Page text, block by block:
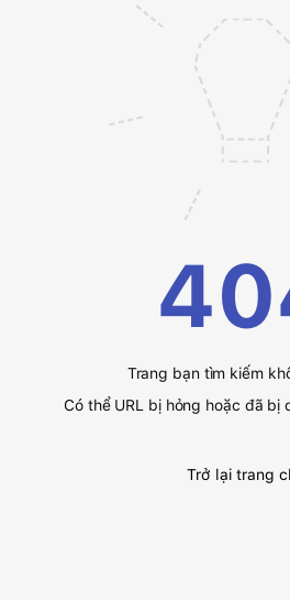
Trang bạn tìm kiếm
Có thể URL bị hỏng hoặc đã bị
Trở lại trang